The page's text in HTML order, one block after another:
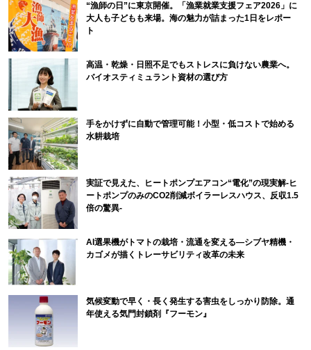
“漁師の日”に東京開催。「漁業就業支援フェア2026」に
大人も子どもも来場。海の魅力が詰まった1日をレポー
ト
高温・乾燥・日照不足でもストレスに負けない農業へ。
バイオスティミュラント資材の選び方
手をかけずに自動で管理可能！小型・低コストで始める
水耕栽培
実証で見えた、ヒートポンプエアコン“電化”の現実解-ヒ
ートポンプのみのCO2削減ボイラーレスハウス、反収1.5
倍の驚異-
AI選果機がトマトの栽培・流通を変える―シブヤ精機・
カゴメが描くトレーサビリティ改革の未来
気候変動で早く・長く発生する害虫をしっかり防除。通
年使える気門封鎖剤『フーモン』